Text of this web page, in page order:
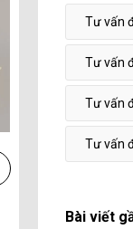
Tư vấn
Tư vấn
Tư vấn
Tư vấn
Bài viết